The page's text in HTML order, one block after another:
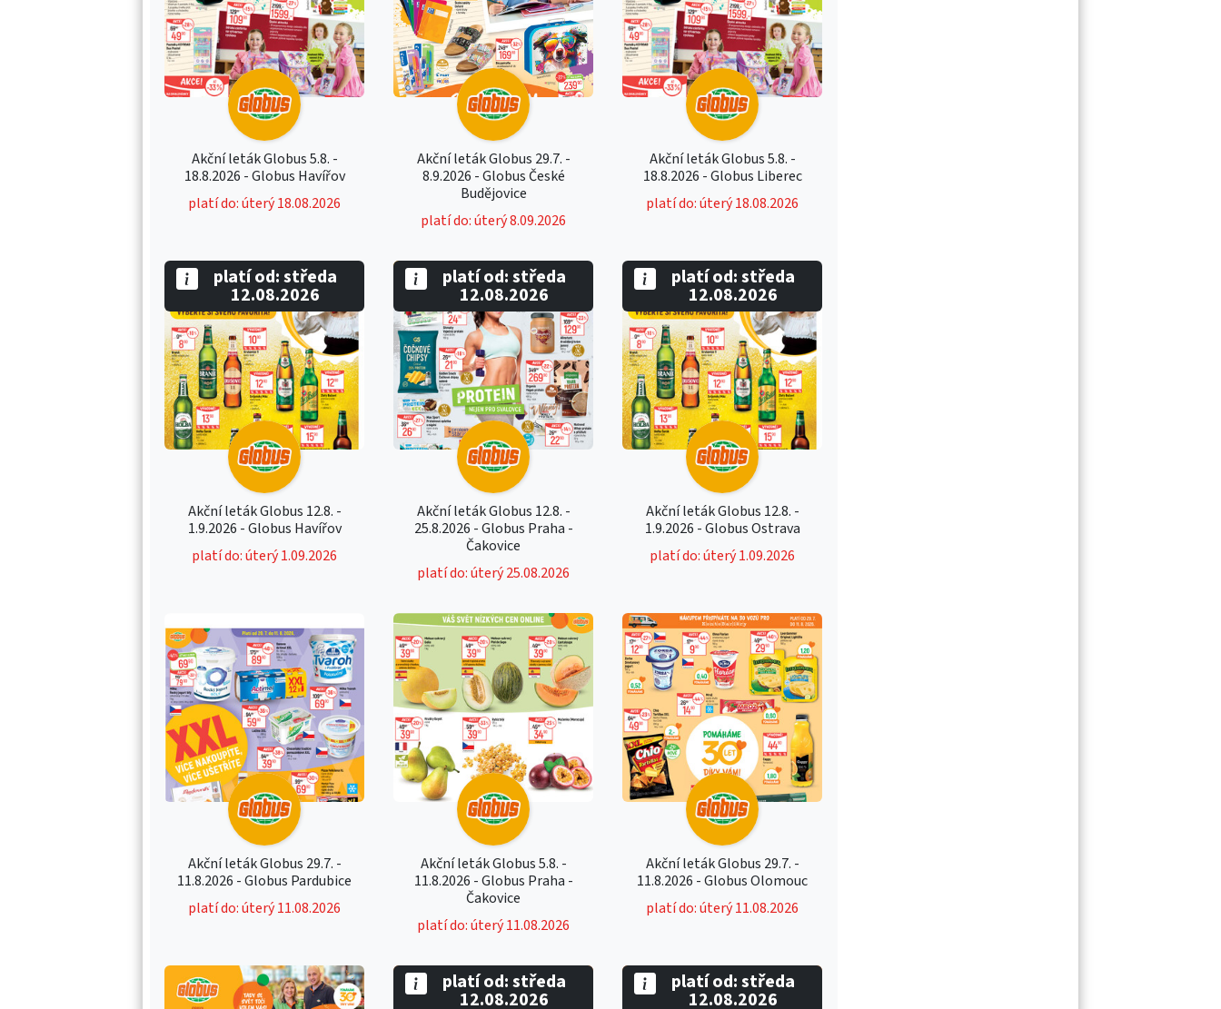
Akční leták Globus 5.8. -
18.8.2026 - Globus Havířov
platí do: úterý 18.08.2026
Akční leták Globus 29.7. -
8.9.2026 - Globus České
Budějovice
platí do: úterý 8.09.2026
Akční leták Globus 5.8. -
18.8.2026 - Globus Liberec
platí do: úterý 18.08.2026
Akční leták Globus 12.8. -
1.9.2026 - Globus Havířov
platí do: úterý 1.09.2026
platí od: středa
12.08.2026
Akční leták Globus 12.8. -
25.8.2026 - Globus Praha -
Čakovice
platí do: úterý 25.08.2026
platí od: středa
12.08.2026
Akční leták Globus 12.8. -
1.9.2026 - Globus Ostrava
platí do: úterý 1.09.2026
platí od: středa
12.08.2026
Akční leták Globus 29.7. -
11.8.2026 - Globus Pardubice
platí do: úterý 11.08.2026
Akční leták Globus 5.8. -
11.8.2026 - Globus Praha -
Čakovice
platí do: úterý 11.08.2026
Akční leták Globus 29.7. -
11.8.2026 - Globus Olomouc
platí do: úterý 11.08.2026
platí od: středa
12.08.2026
platí od: středa
12.08.2026